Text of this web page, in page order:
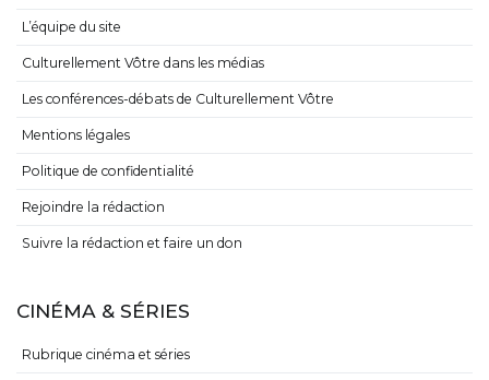
L’équipe du site
Culturellement Vôtre dans les médias
Les conférences-débats de Culturellement Vôtre
Mentions légales
Politique de confidentialité
Rejoindre la rédaction
Suivre la rédaction et faire un don
CINÉMA & SÉRIES
Rubrique cinéma et séries